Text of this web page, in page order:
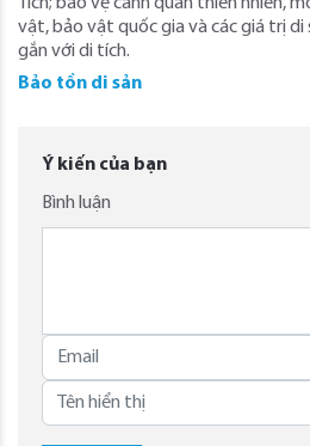
Tích; bảo vệ cảnh quan thiên nhiên,
vật, bảo vật quốc gia và các giá trị di
gắn với di tích.
Bảo tồn di sản
Ý kiến của bạn
Bình luận